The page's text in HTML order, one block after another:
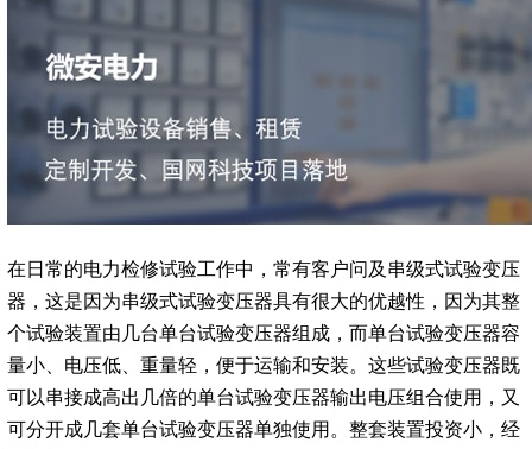
在日常的电力检修试验工作中，常有客户问及串级式试验变压
器，这是因为串级式试验变压器具有很大的优越性，因为其整
个试验装置由几台单台试验变压器组成，而单台试验变压器容
量小、电压低、重量轻，便于运输和安装。这些试验变压器既
可以串接成高出几倍的单台试验变压器输出电压组合使用，又
可分开成几套单台试验变压器单独使用。整套装置投资小，经